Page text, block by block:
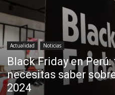
Actualidad Noticias
Black Friday en
necesitas saber
2024